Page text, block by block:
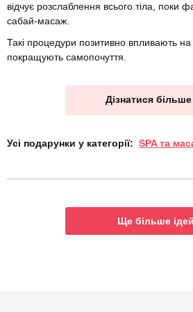
відчує розслаблення всього тіла, поки
сабай-масаж.
Такі процедури позитивно впливають
покращують самопочуття.
Дізнатися більше
Усі подарунки у категорії: SPA та
Ще більше ідей